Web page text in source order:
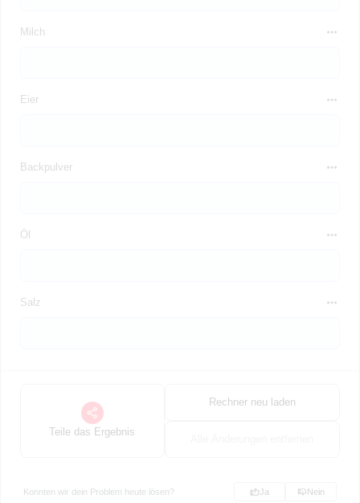
Milch
Eier
Backpulver
Öl
Salz
Teile das Ergebnis
Rechner neu laden
Konnten wir dein Problem heute lösen? Ja Nein